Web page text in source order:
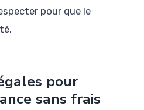
pour que le
pour
sans frais